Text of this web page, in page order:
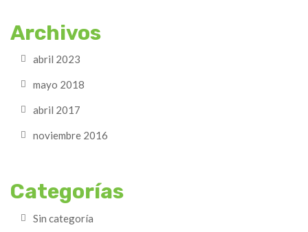
Archivos
abril 2023
mayo 2018
abril 2017
noviembre 2016
Categorías
Sin categoría